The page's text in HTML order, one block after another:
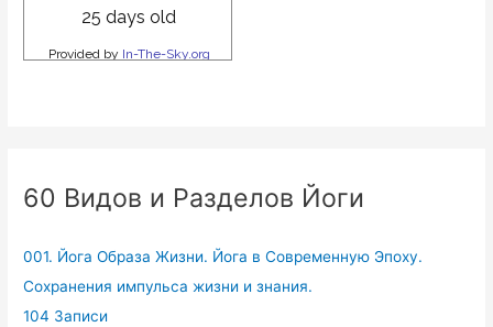
60 Видов и Разделов Йоги
001. Йога Образа Жизни. Йога в Современную Эпоху.
Сохранения импульса жизни и знания.
104 Записи